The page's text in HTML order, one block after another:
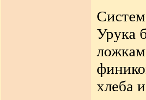
Урука
хлеба